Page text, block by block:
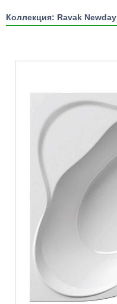
Коллекция: Ravak Newday